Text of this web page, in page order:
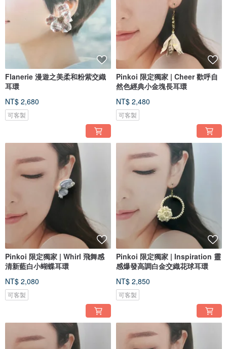
Flanerie 漫遊之美柔和粉紫交織
耳環
NT$ 2,680
可客製
Pinkoi 限定獨家 | Cheer 歡呼自
然色經典小金塊長耳環
NT$ 2,480
可客製
Pinkoi 限定獨家 | Whirl 飛舞感
清新藍白小蝴蝶耳環
NT$ 2,080
可客製
Pinkoi 限定獨家 | Inspiration 靈
感爆發高調白金交織花球耳環
NT$ 2,850
可客製